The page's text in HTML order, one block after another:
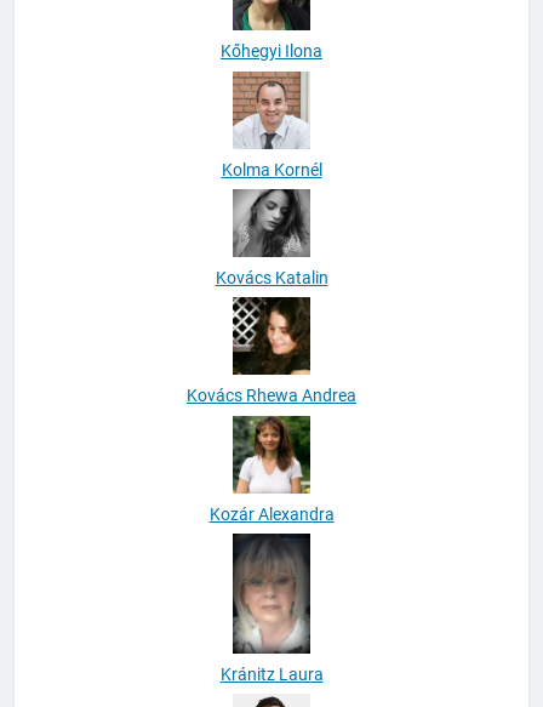
Kőhegyi Ilona
Kolma Kornél
Kovács Katalin
Kovács Rhewa Andrea
Kozár Alexandra
Kránitz Laura